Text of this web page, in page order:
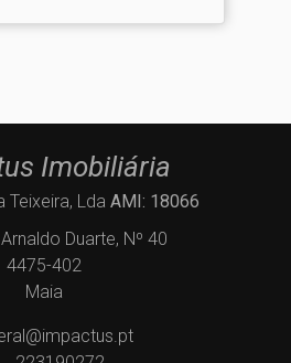
Imobiliária
Teixeira, Lda AMI: 18066
Duarte, Nº 40
4475-402
Maia